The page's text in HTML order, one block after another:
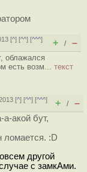
[^] [^^] [^^^]
+ / –
облажался
есть возм... текст
[^] [^^] [^^^]
+ / –
а-акой бут,
ломается. :D
другой
с замкАми.